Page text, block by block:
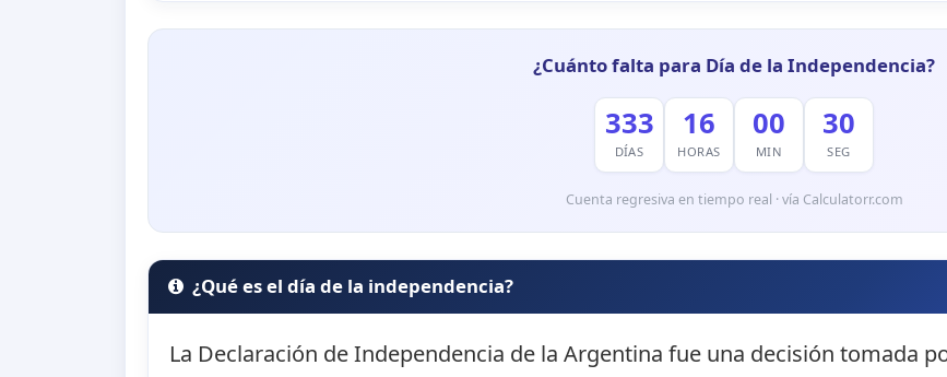
¿Cuánto falta para Día de la Independencia?
333
DÍAS
16
HORAS
00
MIN
29
SEG
Cuenta regresiva en tiempo real · vía Calculatorr.com
¿Qué es el día de la independencia?
La Declaración de Independencia de la Argentina fue una decisión tomada